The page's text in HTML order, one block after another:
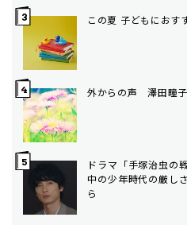
この夏 子どもにおす
外からの声 澤田瞳子
ドラマ「手塚治虫
中の少年時代の厳し
ら